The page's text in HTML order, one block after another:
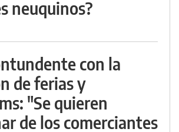
neuquinos?
con la
de ferias y
"Se quieren
de los comerciantes